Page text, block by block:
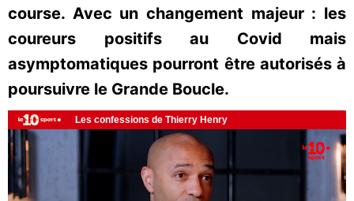
course. Avec un changement majeur : les
coureurs positifs au Covid mais
asymptomatiques pourront être autorisés à
poursuivre le Grande Boucle.